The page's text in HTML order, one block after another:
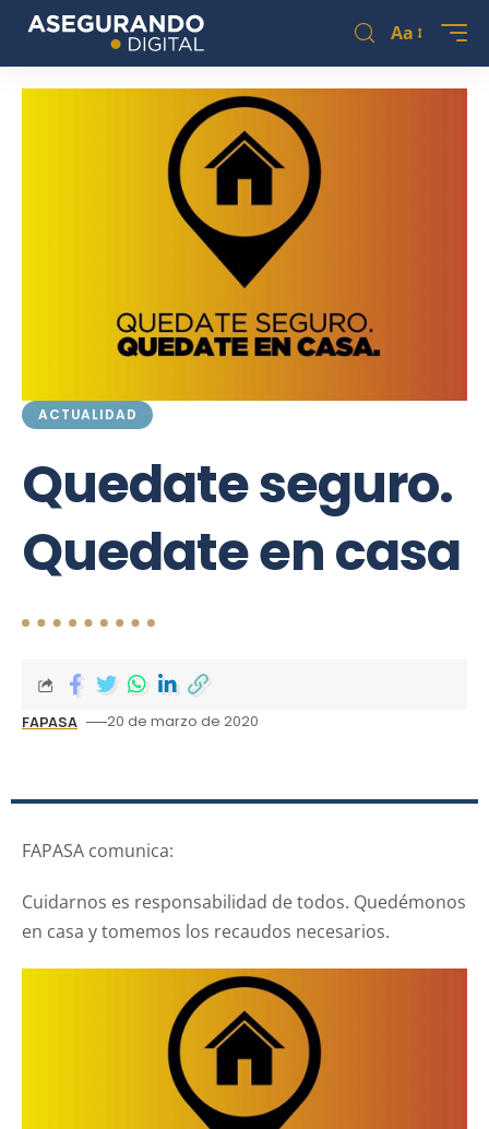
Aa
ACTUALIDAD
Quedate seguro.
Quedate en casa
FAPASA 20 de marzo de 2020
FAPASA comunica:
Cuidarnos es responsabilidad de todos. Quedémonos
en casa y tomemos los recaudos necesarios.